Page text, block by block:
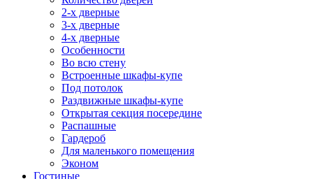
2-х дверные
3-х дверные
4-х дверные
Особенности
Во всю стену
Встроенные шкафы-купе
Под потолок
Раздвижные шкафы-купе
Открытая секция посередине
Распашные
Гардероб
Для маленького помещения
Эконом
Гостиные